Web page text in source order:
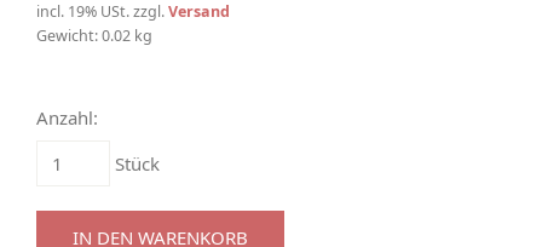
incl. 19% USt. zzgl.Versand
Gewicht: 0.02 kg
Anzahl:
Stück
IN DEN WARENKORB